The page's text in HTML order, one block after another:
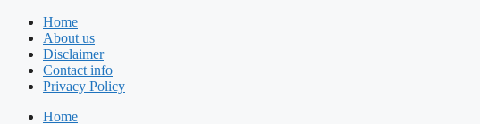
Skip
content
Home
About us
Disclaimer
Contact info
Privacy Policy
Home